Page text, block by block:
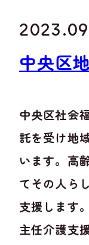
中央区
中央区社会
託を受け地
います。高
てその人ら
支援します
主任介護支